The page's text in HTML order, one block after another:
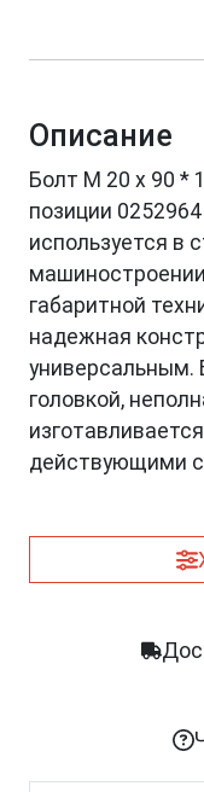
Описание
Болт М 20 х 90 *
позиции
используется в
габаритной
надежная
универсальным.
головкой,
действующими